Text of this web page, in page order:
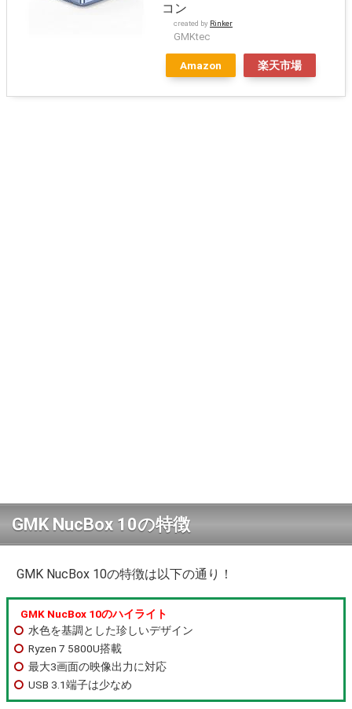
コン
created by Rinker
GMKtec
Amazon 楽天市場
GMK NucBox 10の特徴
GMK NucBox 10の特徴は以下の通り！
GMK NucBox 10のハイライト
水色を基調とした珍しいデザイン
Ryzen 7 5800U搭載
最大3画面の映像出力に対応
USB 3.1端子は少なめ